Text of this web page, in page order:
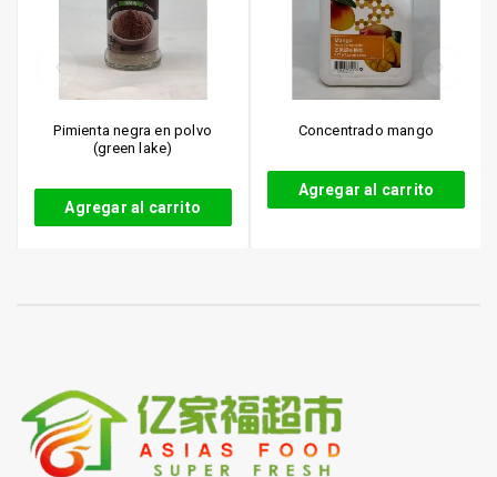
Pimienta negra en polvo
(green lake)
Agregar al carrito
Concentrado mango
Agregar al carrito